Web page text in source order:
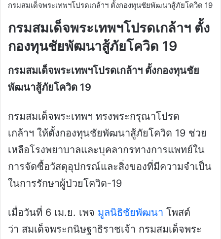
กรมสมเด็จพระเทพฯโปรดเกล้าฯ ตั้งกองทุนชัยพัฒนาสู้ภัยโควิด 19
กรมสมเด็จพระเทพฯโปรดเกล้าฯ ตั้ง
กองทุนชัยพัฒนาสู้ภัยโควิด 19
กรมสมเด็จพระเทพฯโปรดเกล้าฯ ตั้งกองทุนชัย
พัฒนาสู้ภัยโควิด 19
กรมสมเด็จพระเทพฯ ทรงพระกรุณาโปรด
เกล้าฯ ให้ตั้งกองทุนชัยพัฒนาสู้ภัยโควิด 19 ช่วย
เหลือโรงพยาบาลและบุคลากรทางการแพทย์ใน
การจัดซื้อวัสดุอุปกรณ์และสิ่งของที่มีความจำเป็น
ในการรักษาผู้ป่วยโควิด-19
เมื่อวันที่ 6 เม.ย. เพจ มูลนิธิชัยพัฒนา โพสต์
ว่า สมเด็จพระกนิษฐาธิราชเจ้า กรมสมเด็จพระ